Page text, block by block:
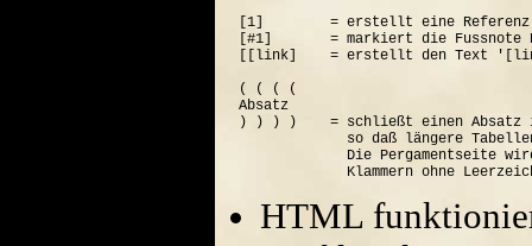
[1]        = erstellt eine Referenz
[#1]       = markiert die Fussnote
[[link]    = erstellt den Text
( ( ( (
Absatz
) ) ) )    = schließt einen Absatz
so daß längere
Die Pergamentseite
HTML